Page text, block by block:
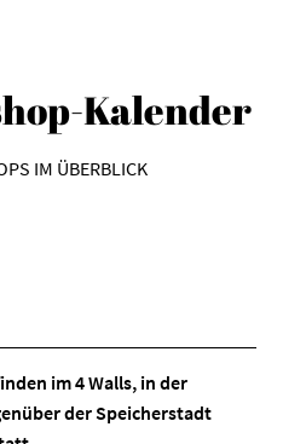
Die
Optionen
können
Kalender
IM ÜBERBLICK
im4 Walls, in der
der Speicherstadt